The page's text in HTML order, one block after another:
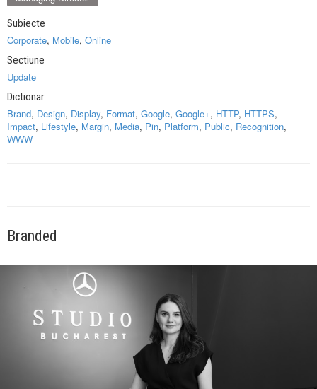
Subiecte
Corporate, Mobile, Online
Sectiune
Update
Dictionar
Brand, Design, Display, Format, Google, Google+, HTTP, HTTPS,
Impact, Lifestyle, Margin, Media, Pin, Platform, Public, Recognition,
WWW
Branded